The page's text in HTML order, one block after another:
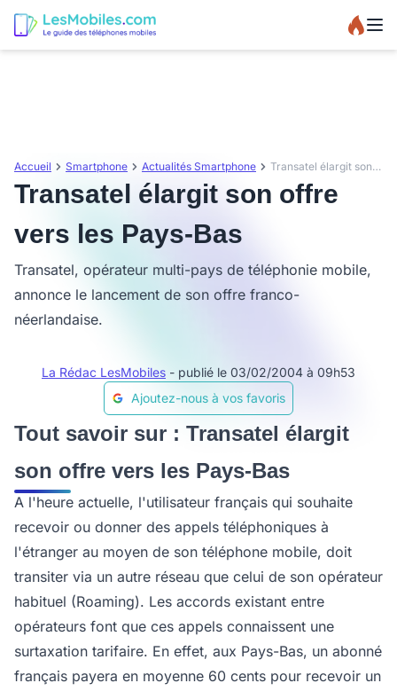
Accueil Smartphone Actualités Smartphone Transatel élargit son offre vers les Pays-Bas
Transatel élargit son offre
vers les Pays-Bas
Transatel, opérateur multi-pays de téléphonie mobile,
annonce le lancement de son offre franco-
néerlandaise.
La Rédac LesMobiles - publié le 03/02/2004 à 09h53
Ajoutez-nous à vos favoris
Tout savoir sur : Transatel élargit
son offre vers les Pays-Bas
A l'heure actuelle, l'utilisateur français qui souhaite
recevoir ou donner des appels téléphoniques à
l'étranger au moyen de son téléphone mobile, doit
transiter via un autre réseau que celui de son opérateur
habituel (Roaming). Les accords existant entre
opérateurs font que ces appels connaissent une
surtaxation tarifaire. En effet, aux Pays-Bas, un abonné
français payera en moyenne 60 cents pour recevoir un